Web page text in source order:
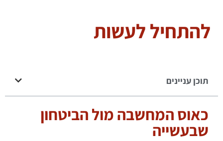
להתחיל לעשות
תוכן עניינים
כאוס המחשבה מול הביטחון
שבעשייה